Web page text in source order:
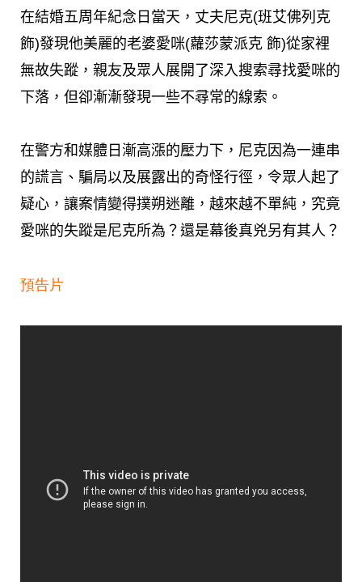
在結婚五周年紀念日當天，丈夫尼克(班艾佛列克
飾)發現他美麗的老婆愛咪(蘿莎蒙派克 飾)從家裡
無故失蹤，親友及眾人展開了深入搜索尋找愛咪的
下落，但卻漸漸發現一些不尋常的線索。
在警方和媒體日漸高漲的壓力下，尼克因為一連串
的謊言、騙局以及展露出的奇怪行徑，令眾人起了
疑心，讓案情變得撲朔迷離，越來越不單純，究竟
愛咪的失蹤是尼克所為？還是幕後真兇另有其人？
預告片